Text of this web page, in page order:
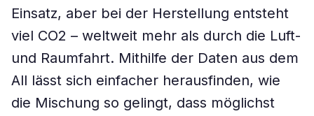
Einsatz, aber bei der Herstellung entsteht
viel CO2 – weltweit mehr als durch die Luft-
und Raumfahrt. Mithilfe der Daten aus dem
All lässt sich einfacher herausfinden, wie
die Mischung so gelingt, dass möglichst